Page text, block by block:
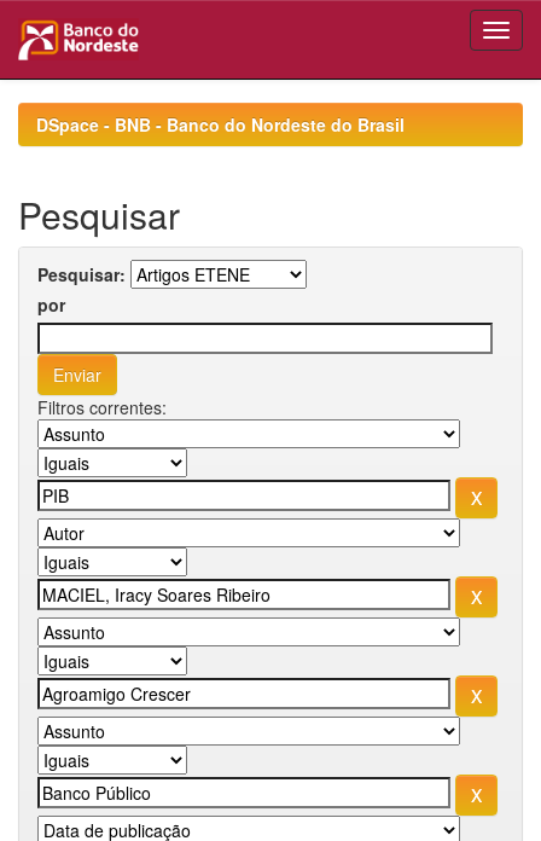
navigationDSpace - BNB - Banco do Nordeste do Brasil
Pesquisar
Pesquisar:
por
Filtros correntes: